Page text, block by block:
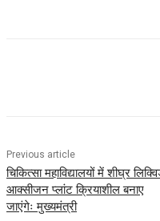
Previous article
चिकित्सा महाविद्यालयों में शीघ्र
आक्सीजन प्लांट क्रियाशील बनाए
जाएंगेः मुख्यमंत्री